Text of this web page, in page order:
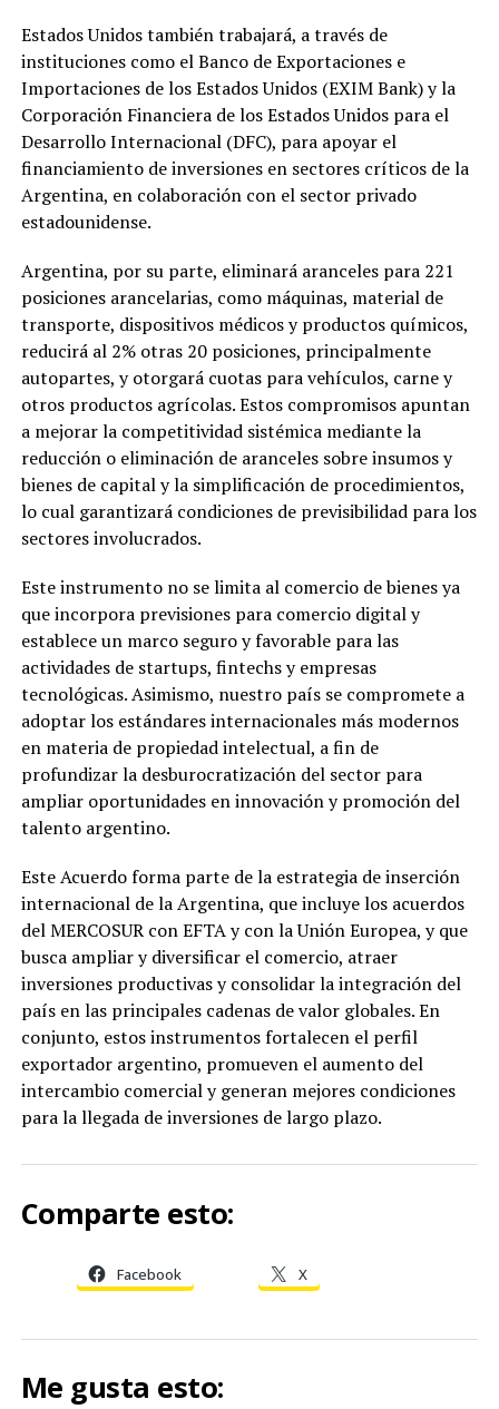
Estados Unidos también trabajará, a través de
instituciones como el Banco de Exportaciones e
Importaciones de los Estados Unidos (EXIM Bank) y la
Corporación Financiera de los Estados Unidos para el
Desarrollo Internacional (DFC), para apoyar el
financiamiento de inversiones en sectores críticos de la
Argentina, en colaboración con el sector privado
estadounidense.
Argentina, por su parte, eliminará aranceles para 221
posiciones arancelarias, como máquinas, material de
transporte, dispositivos médicos y productos químicos,
reducirá al 2% otras 20 posiciones, principalmente
autopartes, y otorgará cuotas para vehículos, carne y
otros productos agrícolas. Estos compromisos apuntan
a mejorar la competitividad sistémica mediante la
reducción o eliminación de aranceles sobre insumos y
bienes de capital y la simplificación de procedimientos,
lo cual garantizará condiciones de previsibilidad para los
sectores involucrados.
Este instrumento no se limita al comercio de bienes ya
que incorpora previsiones para comercio digital y
establece un marco seguro y favorable para las
actividades de startups, fintechs y empresas
tecnológicas. Asimismo, nuestro país se compromete a
adoptar los estándares internacionales más modernos
en materia de propiedad intelectual, a fin de
profundizar la desburocratización del sector para
ampliar oportunidades en innovación y promoción del
talento argentino.
Este Acuerdo forma parte de la estrategia de inserción
internacional de la Argentina, que incluye los acuerdos
del MERCOSUR con EFTA y con la Unión Europea, y que
busca ampliar y diversificar el comercio, atraer
inversiones productivas y consolidar la integración del
país en las principales cadenas de valor globales. En
conjunto, estos instrumentos fortalecen el perfil
exportador argentino, promueven el aumento del
intercambio comercial y generan mejores condiciones
para la llegada de inversiones de largo plazo.
Comparte esto:
Facebook X
Me gusta esto: